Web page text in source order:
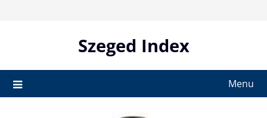
Szeged Index
Menu